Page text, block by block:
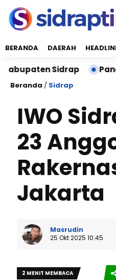
BERANDA DAERAH
Sidrap Panen PM-
Beranda / Sidrap
IWO
23
Jakarta
Masrudin
25 Okt 2025 10:45
2 MENIT MEMBACA